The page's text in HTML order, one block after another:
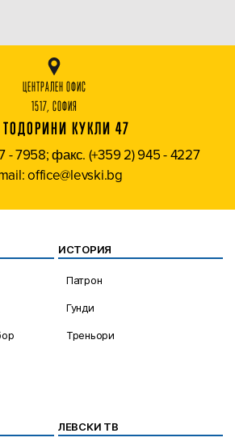
ЦЕНТРАЛЕН ОФИС
1517, СОФИЯ
КУКЛИ 47
- 7958; факс. (+359 2) 945 - 4227
office@levski.bg
ИСТОРИЯ
Патрон
Гунди
Треньори
ЛЕВСКИ ТВ